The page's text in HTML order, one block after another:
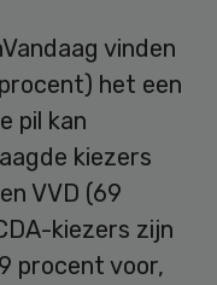
vinden
het een
pil kan
kiezers
VVD (69
kiezers zijn
procent voor,